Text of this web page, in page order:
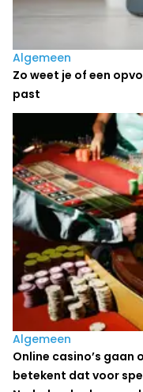
Algemeen
Zo weet je of een
past
Algemeen
Online casino’s gaan
betekent dat voor